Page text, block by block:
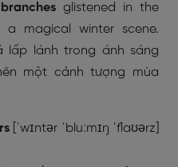
glistened in the
a magical winter scene.
lấp lánh trong ánh sáng
một cảnh tượng mùa
[ˈwɪntər ˈbluːmɪŋ ˈflaʊərz]